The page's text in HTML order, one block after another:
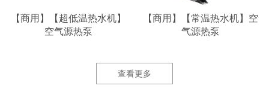
【商用】【超低温热水机】
空气源热泵
【商用】【常温热水机】空
气源热泵
查看更多